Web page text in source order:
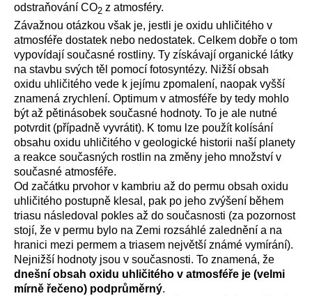
odstraňování CO2 z atmosféry.
Závažnou otázkou však je, jestli je oxidu uhličitého v
atmosféře dostatek nebo nedostatek. Celkem dobře o tom
vypovídají současné rostliny. Ty získávají organické látky
na stavbu svých těl pomocí fotosyntézy. Nižší obsah
oxidu uhličitého vede k jejímu zpomalení, naopak vyšší
znamená zrychlení. Optimum v atmosféře by tedy mohlo
být až pětinásobek současné hodnoty. To je ale nutné
potvrdit (případně vyvrátit). K tomu lze použít kolísání
obsahu oxidu uhličitého v geologické historii naší planety
a reakce současných rostlin na změny jeho množství v
současné atmosféře.
Od začátku prvohor v kambriu až do permu obsah oxidu
uhličitého postupně klesal, pak po jeho zvýšení během
triasu následoval pokles až do současnosti (za pozornost
stojí, že v permu bylo na Zemi rozsáhlé zalednění a na
hranici mezi permem a triasem největší známé vymírání).
Nejnižší hodnoty jsou v současnosti. To znamená, že
dnešní obsah oxidu uhličitého v atmosféře je (velmi
mírně řečeno) podprůměrný.